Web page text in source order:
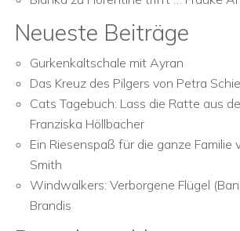
Neueste Beiträge
Gurkenkaltschale mit Ayran
Das Kreuz des Pilgers von Petra
Cats Tagebuch: Lass die Ratte aus
Franziska Höllbacher
Ein Riesenspaß für die ganze Familie
Smith
Windwalkers: Verborgene Flügel
Brandis